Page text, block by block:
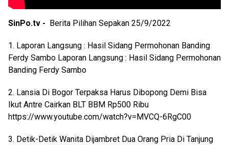
SinPo.tv - Berita Pilihan Sepakan 25/9/2022
1. Laporan Langsung : Hasil Sidang Permohonan Banding
Ferdy Sambo Laporan Langsung : Hasil Sidang Permohonan
Banding Ferdy Sambo
2. Lansia Di Bogor Terpaksa Harus Dibopong Demi Bisa
Ikut Antre Cairkan BLT BBM Rp500 Ribu
https://www.youtube.com/watch?v=MVCQ-6RgC00
3. Detik-Detik Wanita Dijambret Dua Orang Pria Di Tanjung